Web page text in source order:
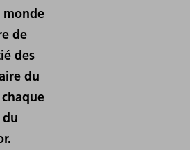
monde
de
des
du